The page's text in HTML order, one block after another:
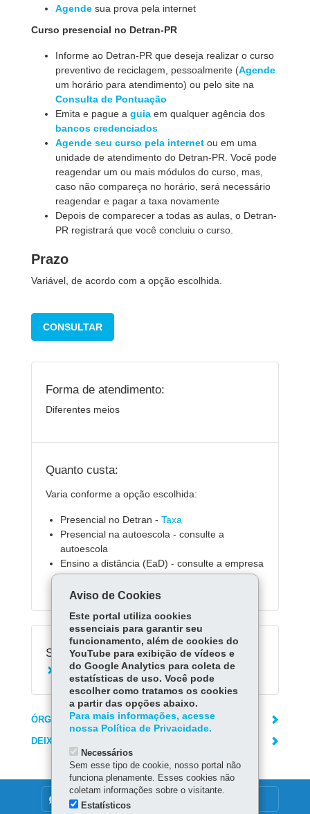
Agende sua prova pela internet
Curso presencial no Detran-PR
Informe ao Detran-PR que deseja realizar o curso
preventivo de reciclagem, pessoalmente (Agende
um horário para atendimento) ou pelo site na
Consulta de Pontuação
Emita e pague a guia em qualquer agência dos
bancos credenciados
Agende seu curso pela internet ou em uma
unidade de atendimento do Detran-PR. Você pode
reagendar um ou mais módulos do curso, mas,
caso não compareça no horário, será necessário
reagendar e pagar a taxa novamente
Depois de comparecer a todas as aulas, o Detran-
PR registrará que você concluiu o curso.
Prazo
Variável, de acordo com a opção escolhida.
CONSULTAR
Forma de atendimento:
Diferentes meios
Quanto custa:
Varia conforme a opção escolhida:
Presencial no Detran -Taxa
Presencial na autoescola - consulte a
autoescola
Ensino a distância (EaD) - consulte a empresa
de EaD
Serviços Relacionados:
Agendar curso de reciclagem
ÓRGÃO RESPONSÁVEL
DEIXE SUA OPINIÃO
DENUNCIE CORRUPÇÃO
Aviso de Cookies
Este portal utiliza cookies
essenciais para garantir seu
funcionamento, além de cookies do
YouTube para exibição de vídeos e
do Google Analytics para coleta de
estatísticas de uso. Você pode
escolher como tratamos os cookies
a partir das opções abaixo.
Para mais informações, acesse
nossa Política de Privacidade.
Necessários
Sem esse tipo de cookie, nosso portal não
funciona plenamente. Esses cookies não
coletam informações sobre o visitante.
Estatísticos